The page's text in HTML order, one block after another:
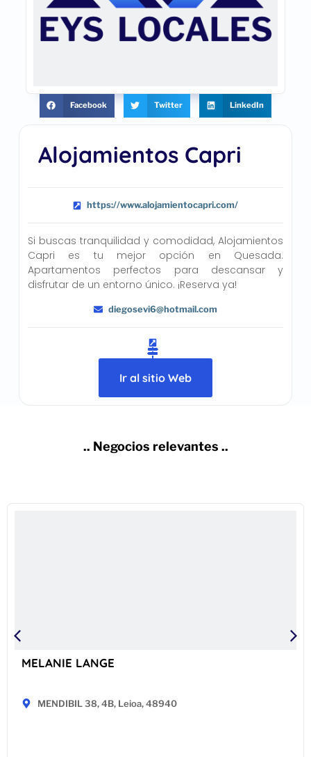
Alojamientos Capri
https://www.alojamientocapri.com/
Si buscas tranquilidad y comodidad, Alojamientos
Capri es tu mejor opción en Quesada.
Apartamentos perfectos para descansar y
disfrutar de un entorno único. ¡Reserva ya!
diegosevi6@hotmail.com
Ir al sitio Web
Facebook Twitter LinkedIn
.. Negocios relevantes ..
MELANIE LANGE
MENDIBIL 38, 4B, Leioa, 48940